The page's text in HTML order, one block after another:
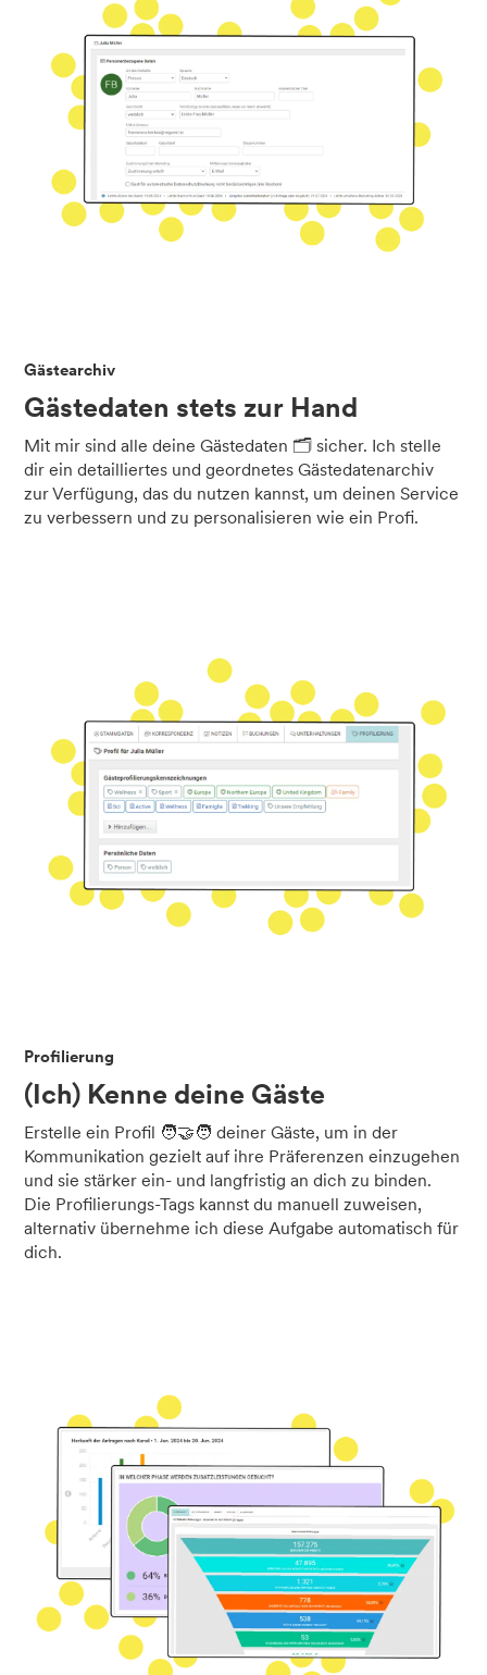
Gästearchiv
Gästedaten stets zur Hand
Mit mir sind alle deine Gästedaten 🗂️ sicher. Ich stelle
dir ein detailliertes und geordnetes Gästedatenarchiv
zur Verfügung, das du nutzen kannst, um deinen Service
zu verbessern und zu personalisieren wie ein Profi.
Profilierung
(Ich) Kenne deine Gäste
Erstelle ein Profil 🧑‍🤝‍🧑 deiner Gäste, um in der
Kommunikation gezielt auf ihre Präferenzen einzugehen
und sie stärker ein- und langfristig an dich zu binden.
Die Profilierungs-Tags kannst du manuell zuweisen,
alternativ übernehme ich diese Aufgabe automatisch für
dich.